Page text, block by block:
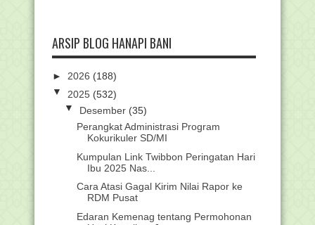
ARSIP BLOG HANAPI BANI
► 2026 (188)
▼ 2025 (532)
▼ Desember (35)
Perangkat Administrasi Program
Kokurikuler SD/MI
Kumpulan Link Twibbon Peringatan Hari
Ibu 2025 Nas...
Cara Atasi Gagal Kirim Nilai Rapor ke
RDM Pusat
Edaran Kemenag tentang Permohonan